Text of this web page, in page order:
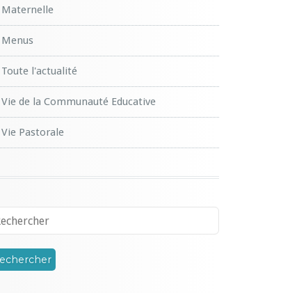
Maternelle
Menus
Toute l'actualité
Vie de la Communauté Educative
Vie Pastorale